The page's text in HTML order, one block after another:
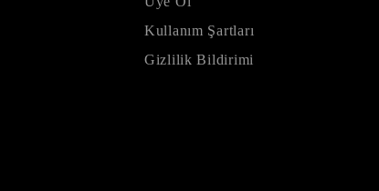
Kullanım Şartları
Gizlilik Bildirimi